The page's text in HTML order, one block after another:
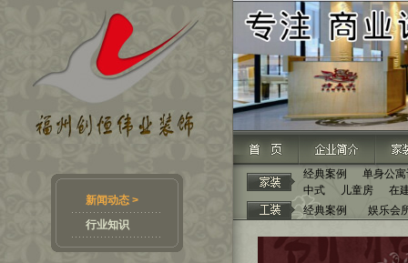
新闻动态 >
行业知识
经典案例
单身公
中式
儿童房
在
经典案例
娱乐会